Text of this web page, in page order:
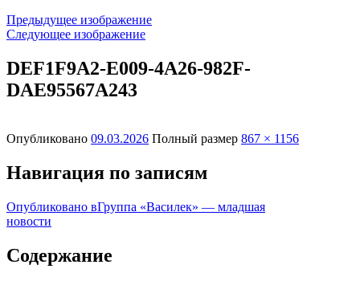
Предыдущее изображение
Следующее изображение
DEF1F9A2-E009-4A26-982F-
DAE95567A243
Опубликовано 09.03.2026 Полный размер 867 × 1156
Навигация по записям
Опубликовано вГруппа «Василек» — младшая
новости
Содержание